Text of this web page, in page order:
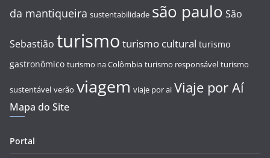
da mantiqueira sustentabilidade são paulo São
Sebastião turismo turismo cultural turismo
gastronômico turismo na Colômbia turismo responsável turismo
sustentável verão viagem viaje por ai Viaje por Aí
Mapa do Site
Portal